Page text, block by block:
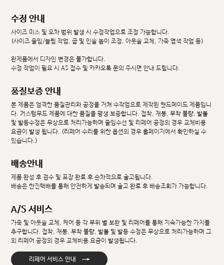
수정 안내
사이즈 미스 및 오차 범위 발생 시 수정작업으로 조정 가능합니다.
(사이즈 줄임/늘림 작업, 굽 및 인솔 높이 조정, 아웃솔 교체, 가죽 염색 작업 등)
완제품에서 디자인 변경은 불가합니다.
수정 작업이 필요 시 AS 접수 및 카카오톡 문의 주시면 안내 드립니다.
품질보증 안내
본 제품은 엄격한 품질관리와 공정을 거쳐 수작업으로 제작된 핸드메이드 제품입니
다. 커스텀무드 제품에 대한 품질을 평생 보증합니다. 접착, 재봉, 부착 불량, 발볼
및 발등수정은 무상으로 처리가능하며 줄임수선 및 리페어 공정의 경우 교체비용
요금이 발생 됩니다. (리페어 수리를 위한 옵션의 경우 홈페이지에서 확인하실 수
있습니다.)
배송안내
제품 완성 후 검수 및 포장 완료 후 순차적으로 출고됩니다.
배송은 한진택배를 통해 안전하게 발송되며 출고 완료 후 배송조회가 가능합니다.
A/S 서비스
가죽 및 아웃솔 교체, 케어 등 각 부위 별 보완 및 리페어를 통해 지속가능한 가치를
추구합니다. 접착, 재봉, 부착 불량, 발볼 및 발등 수정은 무상으로 처리가능하며 그
외 리페어 공정의 경우 교체비용 요금이 발생됩니다.
리페어 서비스 안내 →